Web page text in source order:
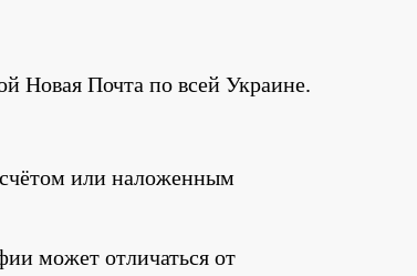
Новая Почта по всей Украине.
или наложенным
может отличаться от